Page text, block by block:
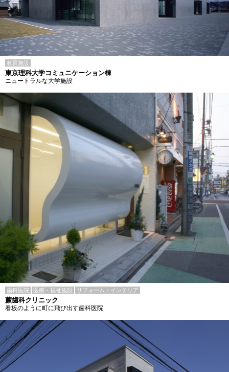
教育施設
東京理科大学コミュニケーション棟
ニュートラルな大学施設
歯科医院 医療・福祉施設 リフォーム・インテリア
蕨歯科クリニック
看板のように町に飛び出す歯科医院